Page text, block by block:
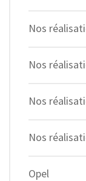
Nos
Nos
Nos
Nos
Opel